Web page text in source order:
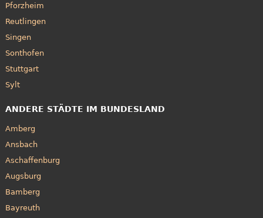
Pforzheim
Reutlingen
Singen
Sonthofen
Stuttgart
Sylt
ANDERE STÄDTE IM BUNDESLAND
Amberg
Ansbach
Aschaffenburg
Augsburg
Bamberg
Bayreuth